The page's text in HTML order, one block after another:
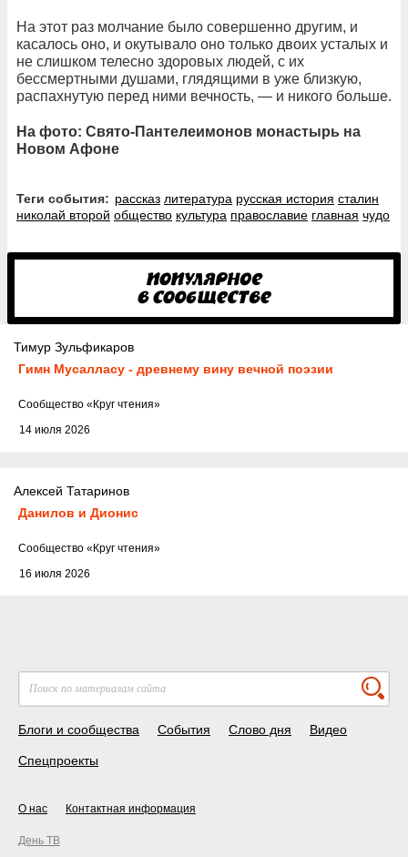
На этот раз молчание было совершенно другим, и
касалось оно, и окутывало оно только двоих усталых и
не слишком телесно здоровых людей, с их
бессмертными душами, глядящими в уже близкую,
распахнутую перед ними вечность, — и никого больше.
На фото: Свято-Пантелеимонов монастырь на
Новом Афоне
Теги события: рассказ литература русская история сталин
николай второй общество культура православие главная чудо
Тимур Зульфикаров
Гимн Мусалласу - древнему вину вечной поэзии
14 июля 2026
Cообщество «Круг чтения»
Алексей Татаринов
Данилов и Дионис
16 июля 2026
Cообщество «Круг чтения»
Блоги и сообщества События Слово дня Видео
Спецпроекты
О нас Контактная информация
День ТВ